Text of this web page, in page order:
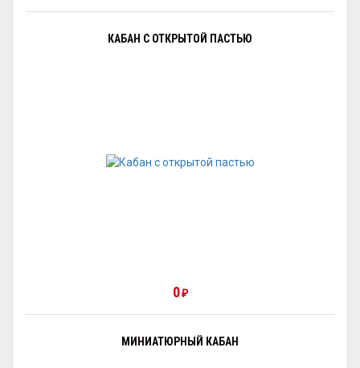
КАБАН С ОТКРЫТОЙ ПАСТЬЮ
0 ₽
МИНИАТЮРНЫЙ КАБАН